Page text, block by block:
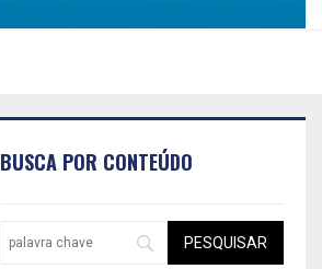
BUSCA POR CONTEÚDO